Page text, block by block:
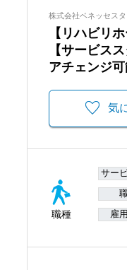
株式会社ベネッセス
【リハビリ
【サービス
アチェンジ
気
職種
サー
雇